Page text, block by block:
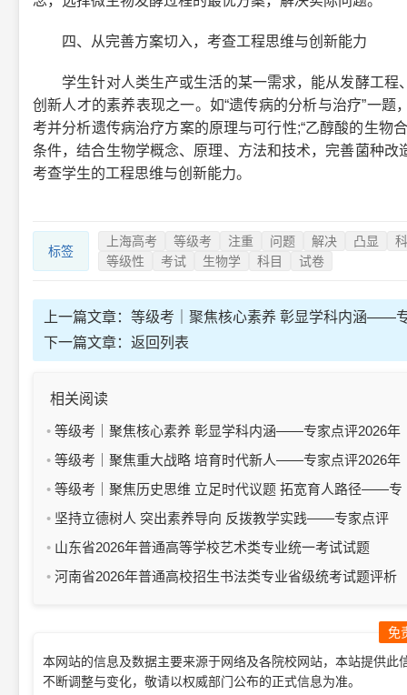
四、从完善方案切入，考查工程思维与创新能力
学生针对人类生产或生活的某一需求，能从发酵工程
创新人才的素养表现之一。如“遗传病的分析与治疗”一
考并分析遗传病治疗方案的原理与可行性;“乙醇酸的生物
条件，结合生物学概念、原理、方法和技术，完善菌种
考查学生的工程思维与创新能力。
标签
上海高考 等级考 注重 问题 解决 凸显
等级性
考试 生物学 科目 试卷
上一篇文章： 等级考｜聚焦核心素养 彰显学科内涵——
试卷
下一篇文章： 返回列表
相关阅读
等级考｜聚焦核心素养 彰显学科内涵——专家点评2026年
上海市普通高中学业水平等级性考试地理科目试卷
等级考｜聚焦重大战略 培育时代新人——专家点评2026年
上海市普通高中思想政治学业水平等级性考试试卷
等级考｜聚焦历史思维 立足时代议题 拓宽育人路径——专
家点评2026年上海市普通高中学业水平等级性考试历史科目
试卷
坚持立德树人 突出素养导向 反拨教学实践——专家点评
2026年上海春考英语暨“外语一考”（笔试）试卷
山东省2026年普通高等学校艺术类专业统一考试试题
（四）
河南省2026年普通高校招生书法类专业省级统考试题评析
免
本网站的信息及数据主要来源于网络及各院校网站，本站提供
不断调整与变化，敬请以权威部门公布的正式信息为准。